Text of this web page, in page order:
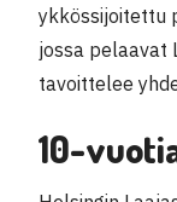
ykkössijoitettu
jossa pelaavat
tavoittelee
10-